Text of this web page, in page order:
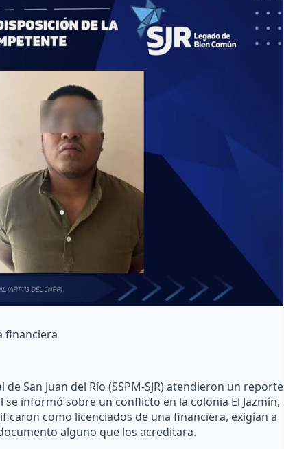
financiera
San Juan del Río (SSPM-SJR) atendieron un reporte
se informó sobre un conflicto en la colonia El Jazmín,
como licenciados de una financiera, exigían a
alguno que los acreditara.